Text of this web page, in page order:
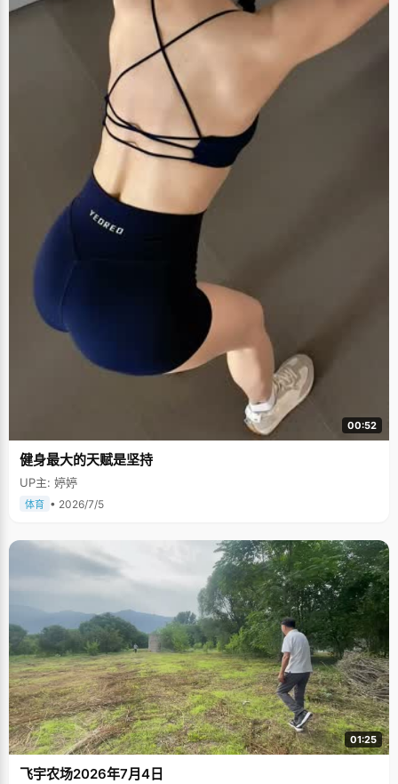
00:52
健身最大的天赋是坚持
UP主: 婷婷
体育 • 2026/7/5
01:25
飞宇农场2026年7月4日